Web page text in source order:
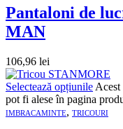
Pantaloni de
MAN
106,96 lei
Selectează opțiunile
pot fi alese în pagina
IMBRACAMINTE, TRICOURI